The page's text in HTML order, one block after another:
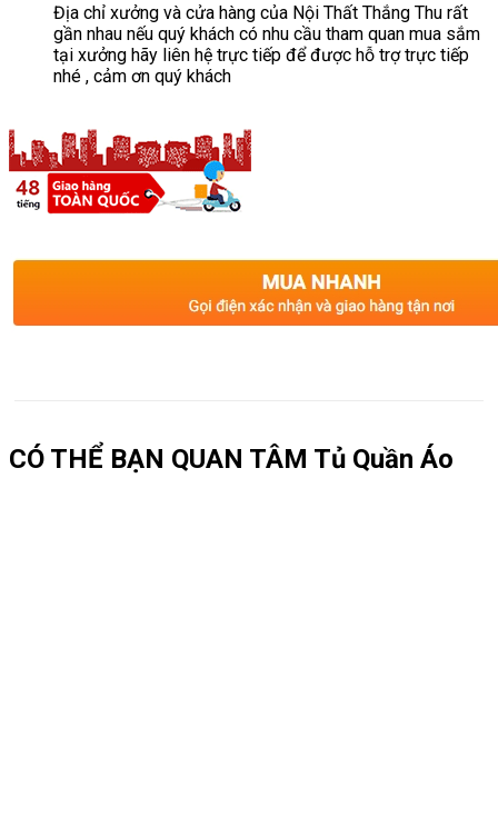
Địa chỉ xưởng và cửa hàng của Nội Thất Thắng Thu rất
gần nhau nếu quý khách có nhu cầu tham quan mua sắm
tại xưởng hãy liên hệ trực tiếp để được hỗ trợ trực tiếp
nhé , cảm ơn quý khách
CÓ THỂ BẠN QUAN TÂM Tủ Quần Áo